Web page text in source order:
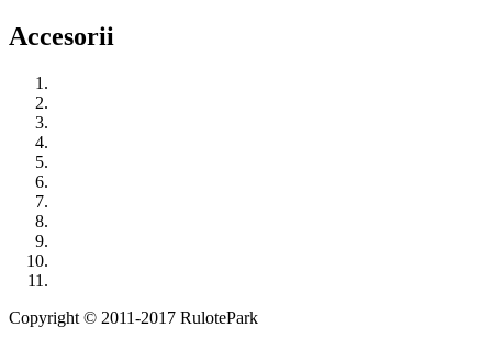
Accesorii
Copyright © 2011-2017 RulotePark